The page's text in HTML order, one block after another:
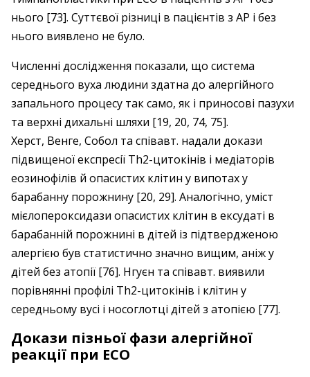
нього [73]. Суттєвої різниці в пацієнтів з АР і без
нього виявлено не було.
Численні дослідження показали, що система
середнього вуха людини здатна до алергійного
запального процесу так само, як і приносові пазухи
та верхні дихальні шляхи [19, 20, 74, 75].
Херст, Венге, Собол та співавт. надали докази
підвищеної експресії Th2-цитокінів і медіаторів
еозинофілів й опасистих клітин у випотах у
барабанну порожнину [20, 29]. Аналогічно, уміст
мієлопероксидази опасистих клітин в ексудаті в
барабанній порожнині в дітей із підтвердженою
алергією був статистично значно вищим, аніж у
дітей без атопії [76]. Нгуєн та співавт. виявили
порівнянні профілі Th2-цитокінів і клітин у
середньому вусі і носоглотці дітей з атопією [77].
Докази пізньої фази алергійної
реакції при EСО